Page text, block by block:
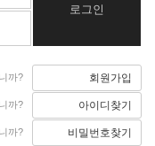
까? 회원가입
까? 아이디찾기
까? 비밀번호찾기